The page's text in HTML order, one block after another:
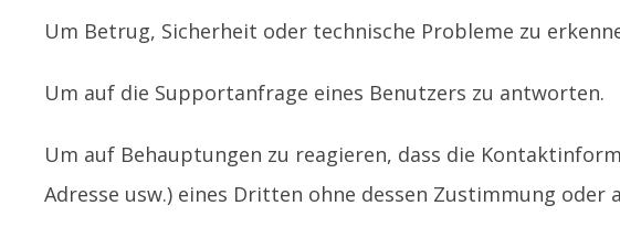
Um Betrug, Sicherheit oder technische Probleme zu
Um auf die Supportanfrage eines Benutzers zu antworten.
Um auf Behauptungen zu reagieren, dass die
Adresse usw.) eines Dritten ohne dessen Zustimmung